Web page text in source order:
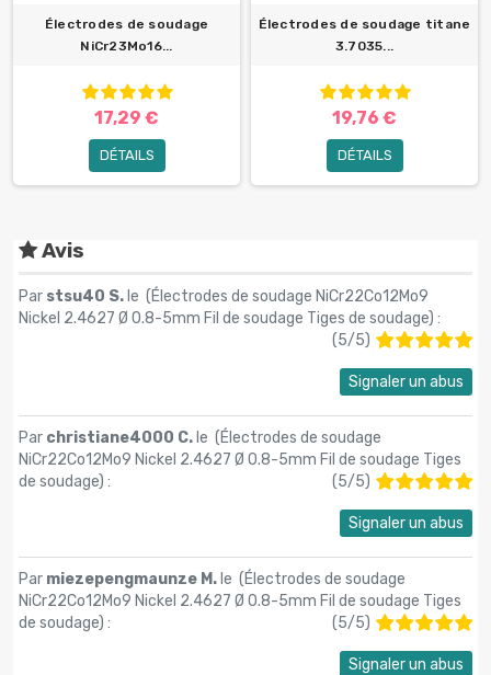
Électrodes de soudage
NiCr23Mo16...
17,29 €
DÉTAILS
Électrodes de soudage titane
3.7035...
19,76 €
DÉTAILS
Avis
Par stsu40 S. le (Électrodes de soudage NiCr22Co12Mo9
Nickel 2.4627 Ø 0.8-5mm Fil de soudage Tiges de soudage) :
(5/5)
Signaler un abus
Par christiane4000 C. le (Électrodes de soudage
NiCr22Co12Mo9 Nickel 2.4627 Ø 0.8-5mm Fil de soudage Tiges
de soudage) : (5/5)
Signaler un abus
Par miezepengmaunze M. le (Électrodes de soudage
NiCr22Co12Mo9 Nickel 2.4627 Ø 0.8-5mm Fil de soudage Tiges
de soudage) : (5/5)
Signaler un abus